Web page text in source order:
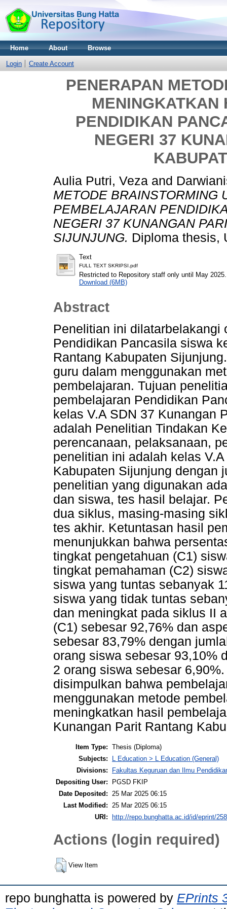
Home About Browse
Login Create Account
PENERAPAN
PENDIDIKAN
NEGERI 37
Aulia Putri, Veza and
METODE BRAINSTORMING
PEMBELAJARAN
NEGERI 37 KUNANGAN
SIJUNJUNG. Diploma thesis,
Text
FULL TEXT SKRIPSI.pdf
Restricted to Repository staff only until May 2025.
Download (6MB)
Abstract
Penelitian ini dilatarbelakangi
Pendidikan Pancasila siswa
Rantang Kabupaten
guru dalam menggunakan
pembelajaran. Tujuan
pembelajaran Pendidikan
kelas V.A SDN 37 Kunangan
adalah Penelitian Tindakan
perencanaan, pelaksanaan,
penelitian ini adalah kelas
Kabupaten Sijunjung dengan
penelitian yang digunakan
dan siswa, tes hasil belajar.
dua siklus, masing-masing
tes akhir. Ketuntasan hasil
menunjukkan bahwa
tingkat pengetahuan (C1)
tingkat pemahaman (C2)
siswa yang tuntas sebanyak
siswa yang tidak tuntas
dan meningkat pada siklus II
(C1) sebesar 92,76% dan
sebesar 83,79% dengan
orang siswa sebesar 93,10%
2 orang siswa sebesar
disimpulkan bahwa
menggunakan metode
meningkatkan hasil
Kunangan Parit Rantang
Item Type: Thesis (Diploma)
Subjects:
L Education > L Education (General)
Divisions:
Fakultas Keguruan dan Ilmu
Depositing User:
PGSD FKIP
Date Deposited:
25 Mar 2025 06:15
Last Modified:
25 Mar 2025 06:15
URI:
http://repo.bunghatta.ac.id/id/eprint/
Actions (login required)
View Item
repo bunghatta is powered by EPrints